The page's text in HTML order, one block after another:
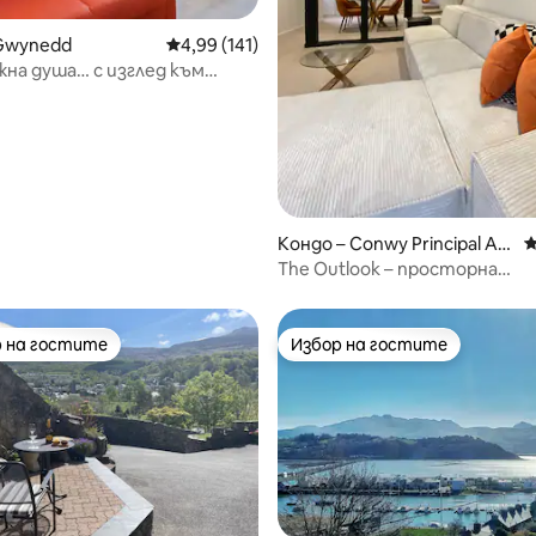
5, 206 отзива
Средна оценка: 4,99 от 5, 141 отзива
4,99 (141)
душа… с изглед към
Кондо – Conwy Principal Ar
ea
The Outlook – просторна
избор на гостите
на гостите Избор на гостите
Избор на гостите